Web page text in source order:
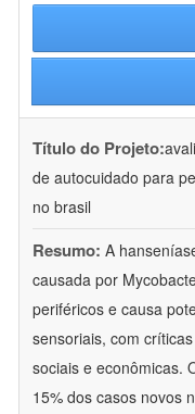
Título do Projeto:
de autocuidado para
no brasil
Resumo: A
causada por
periféricos e causa
sensoriais, com
sociais e econômicas.
15% dos casos novos